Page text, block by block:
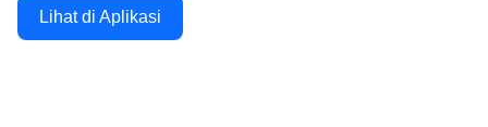
Lihat di Aplikasi